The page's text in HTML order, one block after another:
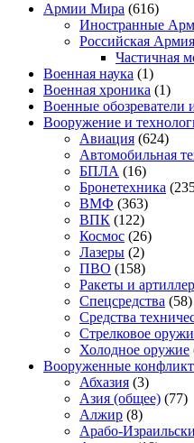
Армии Мира (616)
Иностранные
Российская Армия
Частичная
Военная наука (1)
Военная хроника (1)
Военные обозреватели
Вооружение и
Авиация (624)
Автомобильная
БПЛА (16)
Бронетехника
ВМФ (363)
ВПК (122)
Космос (26)
Лазеры (2)
ПВО (158)
Ракеты и
Спецсредства (58)
Средства
Стрелковое
Холодное оружие
Вооруженные
Абхазия (3)
Азия (общее) (77)
Алжир (8)
Арабо-